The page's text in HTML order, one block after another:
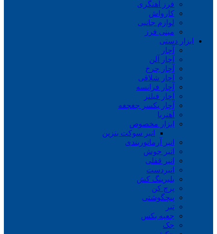
فرز آهنگری
کارواش
لوازم جانبی
مینی فرز
ابزار دستی
آچار
آچار آلن
آچار چرخ
آچار شلاقی
آچار فرانسه
آچار فیلتر
آچار یکسر جغجغه
آهنربا
ابزار مخصوص
انبر سوکت بنزین
انبر آرماتوربندی
انبر جوش
انبر قفلی
انبردست
بلبرینگ کش
پرچ کن
پیچگوشتی
تبر
جعبه بکس
جک